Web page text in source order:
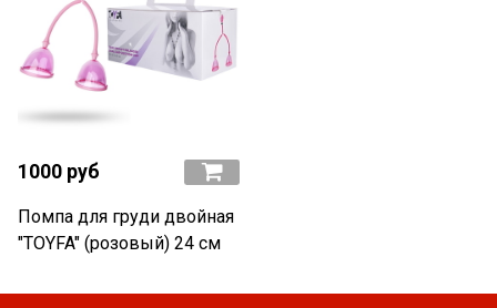
1000 руб
Помпа для груди двойная
"TOYFA" (розовый) 24 см